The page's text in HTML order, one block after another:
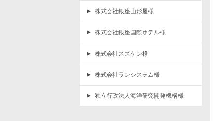
株式会社銀座山形屋様
株式会社銀座国際ホテル様
株式会社スズケン様
株式会社ランシステム様
独立行政法人海洋研究開発機構様